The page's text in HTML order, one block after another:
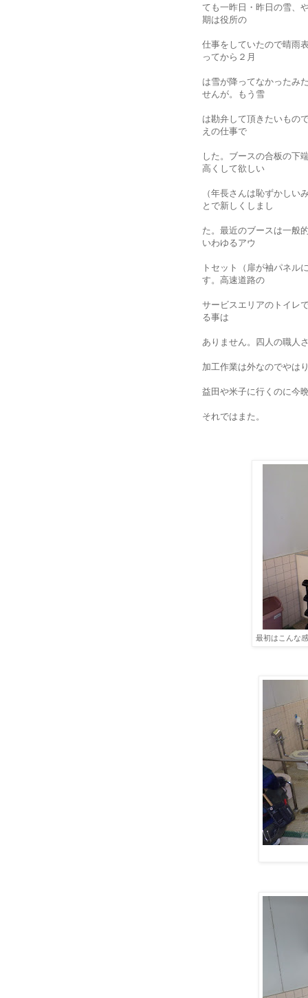
ても一昨日・昨日の雪、
期は役所の
仕事をしていたので晴雨
ってから２月
は雪が降ってなかっ たみ
せんが。もう雪
は勘弁して頂きたいもの
えの仕事で
した。 ブースの合板の下
高くして欲しい
（年長さんは恥ずかしい
とで新しくしまし
た。 最近のブースは一般
いわゆるアウ
トセット（ 扉が袖パネル
す。 高速道路の
サービスエリアのトイレ
る事は
ありません。四人の職人
加工作業は外なのでやは
益田や米子に行くのに今
それではまた。
最初はこんな